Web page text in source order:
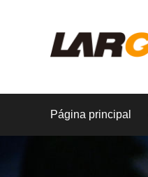
Página principal